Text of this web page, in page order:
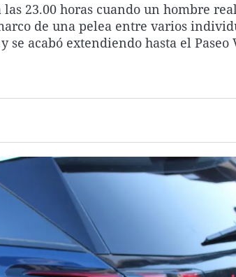
23.00 horas cuando un hombre
de una pelea entre varios
acabó extendiendo hasta el Paseo